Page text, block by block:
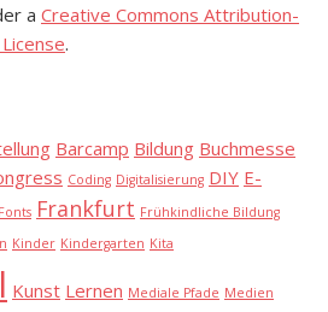
a Creative Commons Attribution-
.
Barcamp Bildung Buchmesse
Coding Digitalisierung DIY E-
Fonts Frankfurt Frühkindliche Bildung
Kinder Kindergarten Kita
Kunst Lernen Mediale Pfade Medien